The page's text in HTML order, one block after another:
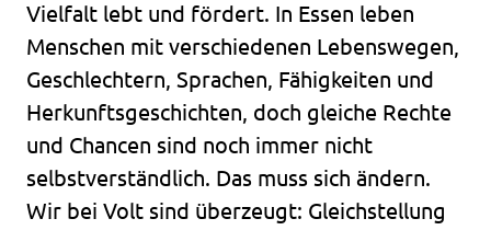
Vielfalt lebt und fördert. In Essen leben
Menschen mit verschiedenen Lebenswegen,
Geschlechtern, Sprachen, Fähigkeiten und
Herkunftsgeschichten, doch gleiche Rechte
und Chancen sind noch immer nicht
selbstverständlich. Das muss sich ändern.
Wir bei Volt sind überzeugt: Gleichstellung